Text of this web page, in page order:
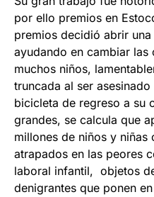
por ello premios en
premios decidió abrir
ayudando en cambiar
muchos niños,
truncada al ser
bicicleta de regreso a su
grandes, se calcula que
millones de niños y niñas
atrapados en las peores
laboral infantil, objetos
denigrantes que ponen